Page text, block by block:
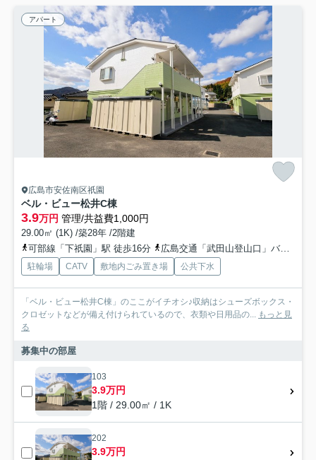
アパート
広島市安佐南区祇園
ベル・ビュー松井C棟
3.9万円 管理/共益費1,000円
29.00㎡ (1K) /築28年 /2階建
可部線「下祇園」駅 徒歩16分
広島交通「武田山登山口」バス停下車 徒歩4分
駐輪場 CATV 敷地内ごみ置き場 公共下水
「ベル・ビュー松井C棟」のここがイチオシ♪収納はシューズボックス・
クロゼットなどが備え付けられているので、衣類や日用品の... もっと見
る
募集中の部屋
103
3.9万円
1階 / 29.00㎡ / 1K
202
3.9万円